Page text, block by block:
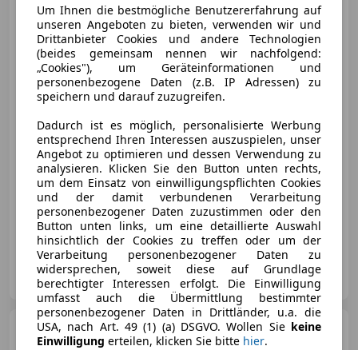
Ford Mustang Mach-E
Elektro 88kWh Extended Range
AWD Premium
€ 62 230
- (Erstzulassung) 0 km Elektro
276 kW (375 PS)
4you Store GmbH
AT-4840 Vöcklabruck
Ford Tourneo Custom
Bus 2.5 PHEV 340 L1H1 FWD
Um Ihnen die bestmögliche Benutzererfahrung auf
unseren Angeboten zu bieten, verwenden wir und
Drittanbieter Cookies und andere Technologien
(beides gemeinsam nennen wir nachfolgend:
„Cookies"), um Geräteinformationen und
personenbezogene Daten (z.B. IP Adressen) zu
speichern und darauf zuzugreifen.
Dadurch ist es möglich, personalisierte Werbung
entsprechend Ihren Interessen auszuspielen, unser
Angebot zu optimieren und dessen Verwendung zu
analysieren. Klicken Sie den Button unten rechts,
um dem Einsatz von einwilligungspflichten Cookies
und der damit verbundenen Verarbeitung
personenbezogener Daten zuzustimmen oder den
Button unten links, um eine detaillierte Auswahl
hinsichtlich der Cookies zu treffen oder um der
Verarbeitung personenbezogener Daten zu
widersprechen, soweit diese auf Grundlage
berechtigter Interessen erfolgt. Die Einwilligung
umfasst auch die Übermittlung bestimmter
personenbezogener Daten in Drittländer, u.a. die
USA, nach Art. 49 (1) (a) DSGVO. Wollen Sie keine
Einwilligung erteilen, klicken Sie bitte hier.